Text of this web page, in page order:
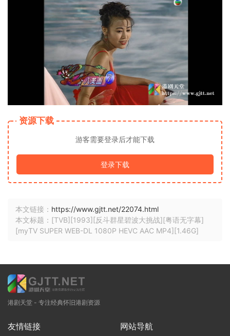
资源下载
游客需要登录后才能下载
登录下载
本文链接： https://www.gjtt.net/22074.html
本文标题：[TVB][1993][反斗群星碧波大挑战][粤语无字幕]
[myTV SUPER WEB-DL 1080P HEVC AAC MP4][1.46G]
港剧天堂 - 专注经典怀旧港剧资源
友情链接 网站导航